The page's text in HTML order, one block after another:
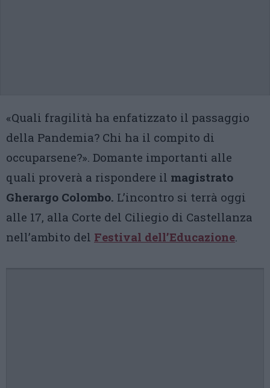
«Quali fragilità ha enfatizzato il passaggio
della Pandemia? Chi ha il compito di
occuparsene?». Domante importanti alle
quali proverà a rispondere il magistrato
Gherargo Colombo. L’incontro si terrà oggi
alle 17, alla Corte del Ciliegio di Castellanza
nell’ambito del Festival dell’Educazione.